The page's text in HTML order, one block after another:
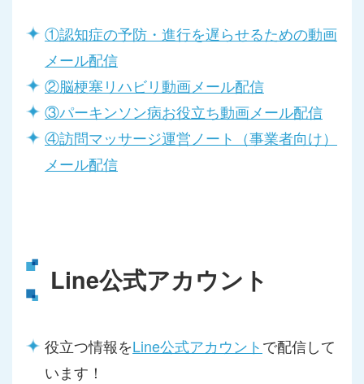
①認知症の予防・進行を遅らせるための動画
メール配信
②脳梗塞リハビリ動画メール配信
③パーキンソン病お役立ち動画メール配信
④訪問マッサージ運営ノート（事業者向け）
メール配信
Line公式アカウント
役立つ情報をLine公式アカウントで配信して
います！